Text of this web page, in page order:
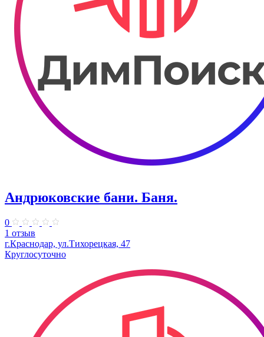
Андрюковские бани. Баня.
0
1 отзыв
г.Краснодар, ул.Тихорецкая, 47
Круглосуточно